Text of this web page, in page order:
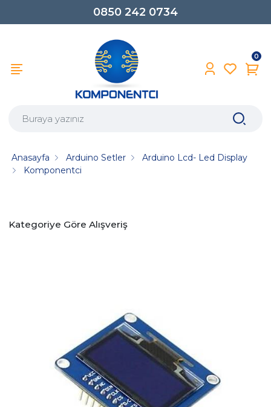
0850 242 0734
0
Anasayfa Arduino Setler
Arduino Lcd- Led Display
Komponentci
Kategoriye Göre Alışveriş